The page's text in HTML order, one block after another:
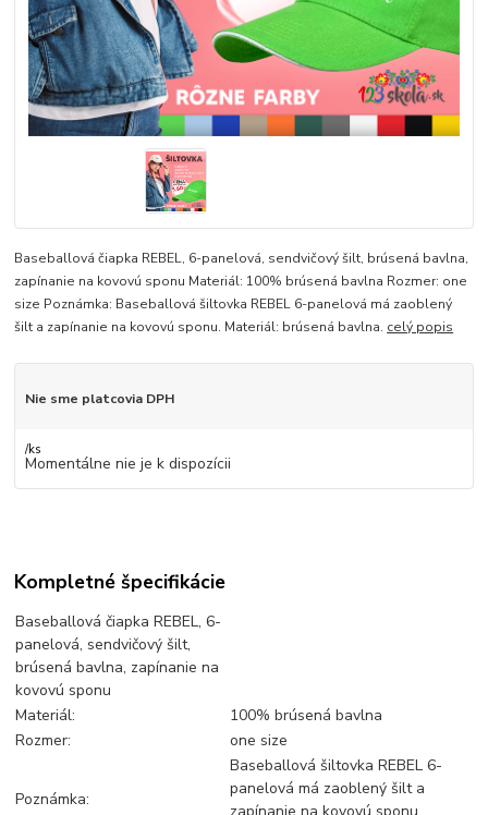
Baseballová čiapka REBEL, 6-panelová, sendvičový šilt, brúsená bavlna,
zapínanie na kovovú sponu Materiál: 100% brúsená bavlna Rozmer: one
size Poznámka: Baseballová šiltovka REBEL 6-panelová má zaoblený
šilt a zapínanie na kovovú sponu. Materiál: brúsená bavlna. celý popis
Nie sme platcovia DPH
/ks
Momentálne nie je k dispozícii
Kompletné špecifikácie
Baseballová čiapka REBEL, 6-
panelová, sendvičový šilt,
brúsená bavlna, zapínanie na
kovovú sponu
Materiál:
100% brúsená bavlna
Rozmer:
one size
Poznámka:
Baseballová šiltovka REBEL 6-
panelová má zaoblený šilt a